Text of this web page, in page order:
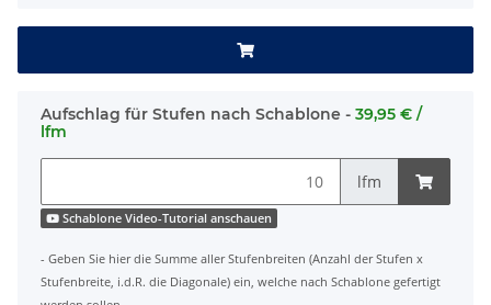
Aufschlag für Stufen nach Schablone - 39,95 € /
lfm
lfm
Schablone Video-Tutorial anschauen
- Geben Sie hier die Summe aller Stufenbreiten (Anzahl der Stufen x
Stufenbreite, i.d.R. die Diagonale) ein, welche nach Schablone gefertigt